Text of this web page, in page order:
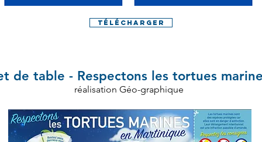
Télécharger
de table - Respectons les tortues
réalisation Géo-graphique